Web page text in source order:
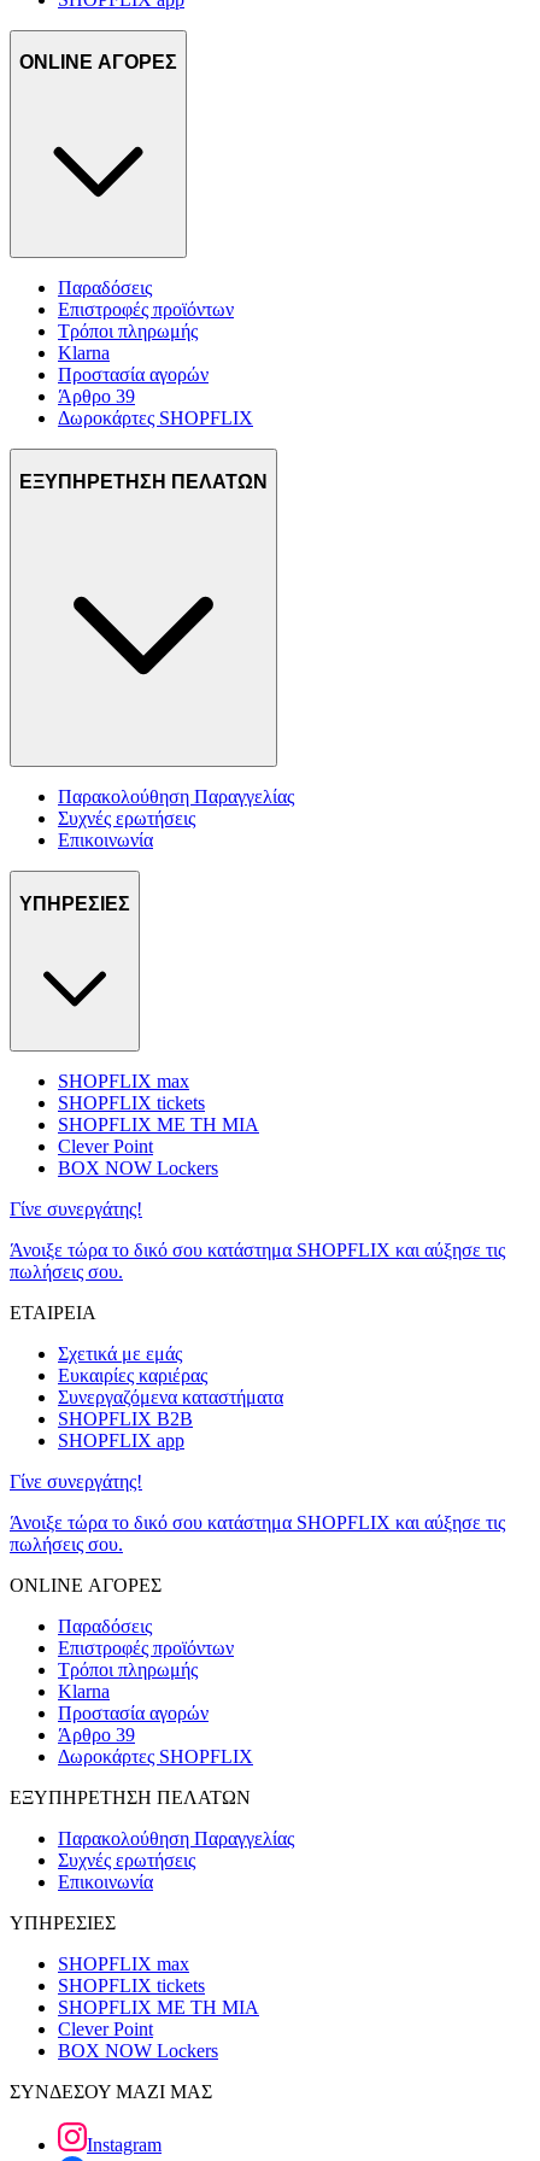
ONLINE ΑΓΟΡΕΣ
Παραδόσεις
Επιστροφές προϊόντων
Τρόποι πληρωμής
Klarna
Προστασία αγορών
Άρθρο 39
Δωροκάρτες SHOPFLIX
ΕΞΥΠΗΡΕΤΗΣΗ ΠΕΛΑΤΩΝ
Παρακολούθηση Παραγγελίας
Συχνές ερωτήσεις
Επικοινωνία
ΥΠΗΡΕΣΙΕΣ
SHOPFLIX max
SHOPFLIX tickets
SHOPFLIX ΜΕ ΤΗ ΜΙΑ
Clever Point
BOX NOW Lockers
Γίνε συνεργάτης!
Άνοιξε τώρα το δικό σου κατάστημα SHOPFLIX και αύξησε τις
πωλήσεις σου.
ΕΤΑΙΡΕΙΑ
Σχετικά με εμάς
Ευκαιρίες καριέρας
Συνεργαζόμενα καταστήματα
SHOPFLIX B2B
SHOPFLIX app
Γίνε συνεργάτης!
Άνοιξε τώρα το δικό σου κατάστημα SHOPFLIX και αύξησε τις
πωλήσεις σου.
ONLINE ΑΓΟΡΕΣ
Παραδόσεις
Επιστροφές προϊόντων
Τρόποι πληρωμής
Klarna
Προστασία αγορών
Άρθρο 39
Δωροκάρτες SHOPFLIX
ΕΞΥΠΗΡΕΤΗΣΗ ΠΕΛΑΤΩΝ
Παρακολούθηση Παραγγελίας
Συχνές ερωτήσεις
Επικοινωνία
ΥΠΗΡΕΣΙΕΣ
SHOPFLIX max
SHOPFLIX tickets
SHOPFLIX ΜΕ ΤΗ ΜΙΑ
Clever Point
BOX NOW Lockers
ΣΥΝΔΕΣΟΥ ΜΑΖΙ ΜΑΣ
Instagram